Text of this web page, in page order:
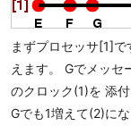
まずプロセッサ[1]
えます。 Gでメッセ
のクロック(1)を 添
Gでも1増えて(2)にな